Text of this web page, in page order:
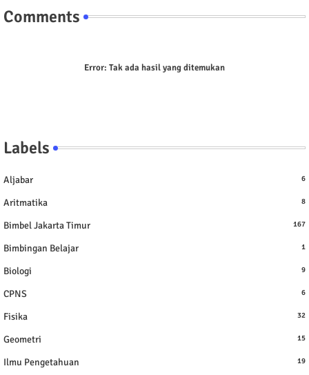
Comments
Error: Tak ada hasil yang ditemukan
Labels
Aljabar 6
Aritmatika 8
Bimbel Jakarta Timur 167
Bimbingan Belajar 1
Biologi 9
CPNS 6
Fisika 32
Geometri 15
Ilmu Pengetahuan 19